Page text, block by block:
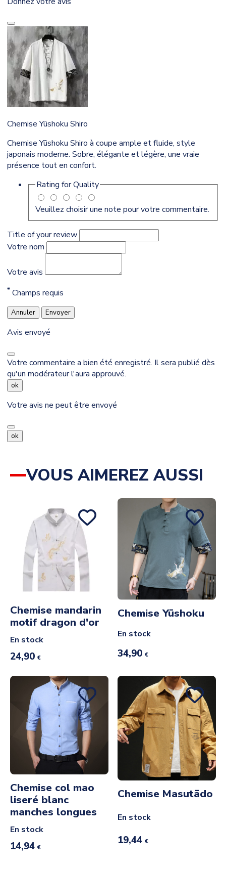
Chemise Yūshoku Shiro
Chemise Yūshoku Shiro à coupe ample et fluide, style
japonais moderne. Sobre, élégante et légère, une vraie
présence tout en confort.
Rating forQuality
Veuillez choisir une note pour votre commentaire.
Title of your review
Votre nom
Votre avis
* Champs requis
Annuler Envoyer
Avis envoyé
Votre commentaire a bien été enregistré. Il sera publié dès
qu'un modérateur l'aura approuvé.
ok
Votre avis ne peut être envoyé
ok
VOUS AIMEREZ AUSSI
Chemise mandarin
motif dragon d'or
En stock
24,90 €
Chemise Yūshoku
En stock
34,90 €
Chemise col mao
liseré blanc
manches longues
En stock
14,94 €
Chemise Masutādo
En stock
19,44 €